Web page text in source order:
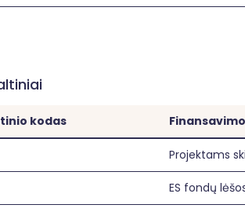
kodas
Projektams
ES fondų